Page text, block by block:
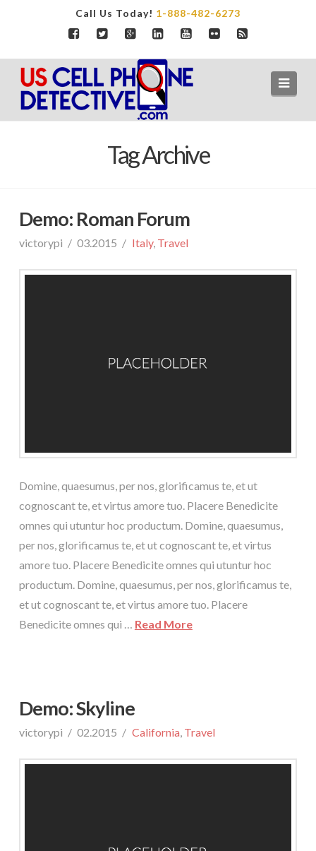
Call Us Today! 1-888-482-6273
Tag Archive
Demo: Roman Forum
victorypi 03.2015 Italy, Travel
Domine, quaesumus, per nos, glorificamus te, et ut
cognoscant te, et virtus amore tuo. Placere Benedicite
omnes qui utuntur hoc productum. Domine, quaesumus,
per nos, glorificamus te, et ut cognoscant te, et virtus
amore tuo. Placere Benedicite omnes qui utuntur hoc
productum. Domine, quaesumus, per nos, glorificamus te,
et ut cognoscant te, et virtus amore tuo. Placere
Benedicite omnes qui … Read More
Demo: Skyline
victorypi 02.2015 California, Travel